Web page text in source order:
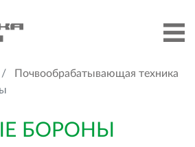
Почвообрабатывающая техника
БОРОНЫ